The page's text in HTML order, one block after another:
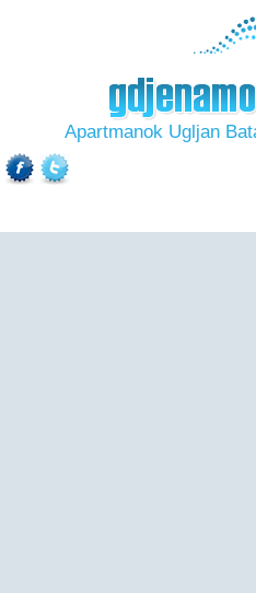
Apartmanok Ugljan